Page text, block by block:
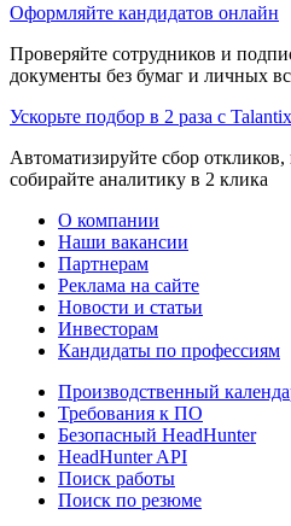
Оформляйте кандидатов онлайн
Проверяйте сотрудников и
документы без бумаг и личных
Ускорьте подбор в 2 раза с Talantix
Автоматизируйте сбор откликов,
собирайте аналитику в 2 клика
О компании
Наши вакансии
Партнерам
Реклама на сайте
Новости и статьи
Инвесторам
Кандидаты по профессиям
Производственный
Требования к ПО
Безопасный HeadHunter
HeadHunter API
Поиск работы
Поиск по резюме